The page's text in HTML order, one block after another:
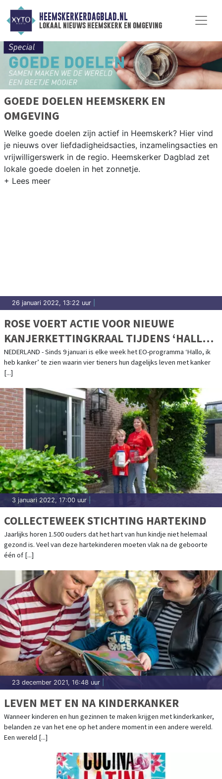
HEEMSKERKERDAGBLAD.NL
lokaal nieuws heemskerk en omgeving
GOEDE DOELEN HEEMSKERK EN
OMGEVING
Welke goede doelen zijn actief in Heemskerk? Hier vind
je nieuws over liefdadigheidsacties, inzamelingsacties en
vrijwilligerswerk in de regio. Heemskerker Dagblad zet
lokale goede doelen in het zonnetje.
26 januari 2022, 13:22 uur
ROSE VOERT ACTIE VOOR NIEUWE
KANJERKETTINGKRAAL TIJDENS ‘HALLO,
IK HEB KANKER’
NEDERLAND - Sinds 9 januari is elke week het EO-programma ‘Hallo, ik
heb kanker’ te zien waarin vier tieners hun dagelijks leven met kanker
[...]
3 januari 2022, 17:00 uur
COLLECTEWEEK STICHTING HARTEKIND
Jaarlijks horen 1.500 ouders dat het hart van hun kindje niet helemaal
gezond is. Veel van deze hartekinderen moeten vlak na de geboorte
één of [...]
23 december 2021, 16:48 uur
LEVEN MET EN NA KINDERKANKER
Wanneer kinderen en hun gezinnen te maken krijgen met kinderkanker,
belanden ze van het ene op het andere moment in een andere wereld.
Een wereld [...]